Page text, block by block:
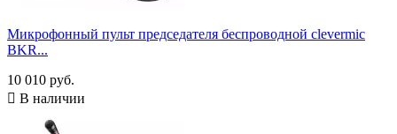
Микрофонный пульт председателя беспроводной clevermic
BKR...
10 010 руб.
 В наличии